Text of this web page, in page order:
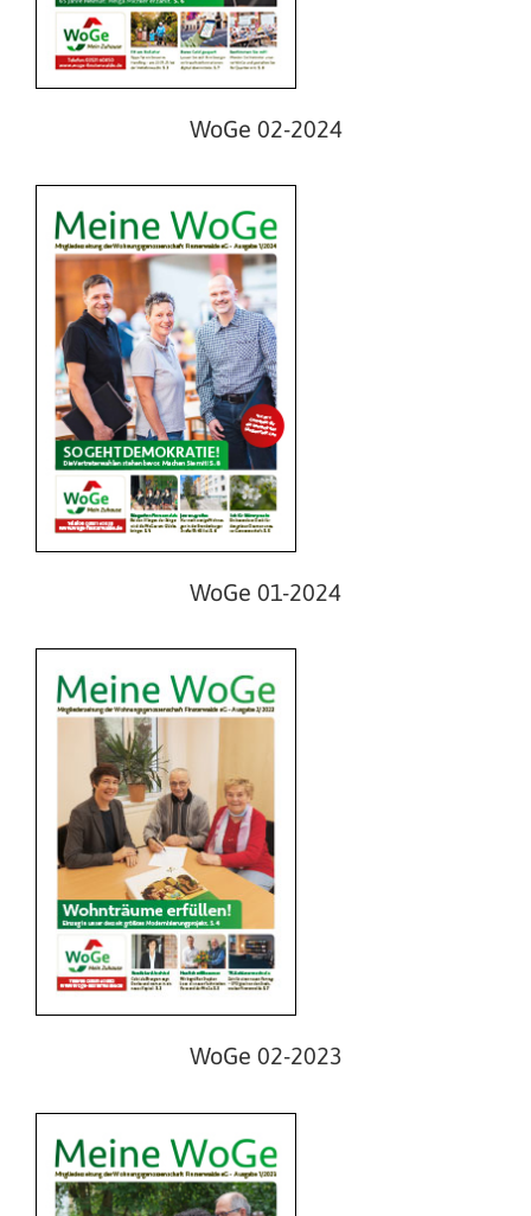
WoGe 02-2024
WoGe 01-2024
WoGe 01-2024
WoGe 02-2023
WoGe 02-2023
WoGe 01-2023